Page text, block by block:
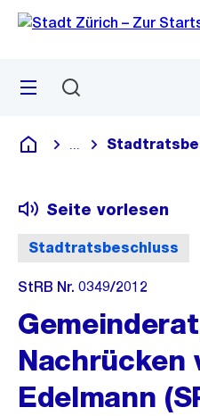
Navigation
Sprunglink
Menü
Deutsch
Blende alle
Stadtratsbeschluss
Seite vorlesen
StRB Nr. 0349/2012
Nachrücken
Edelmann